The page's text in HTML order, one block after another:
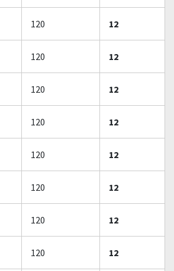
120 12
120 12
120 12
120 12
120 12
120 12
120 12
120 12